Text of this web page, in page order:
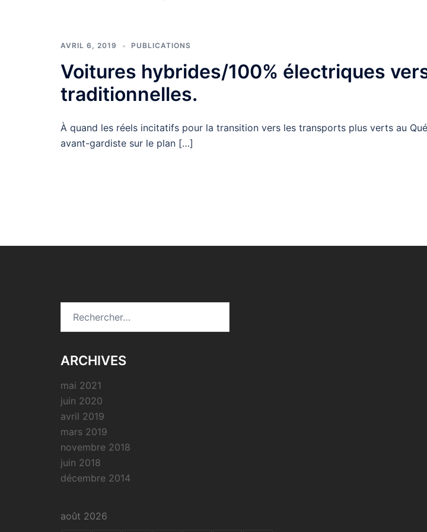
AVRIL 6, 2019 PUBLICATIONS
Voitures hybrides/100% électriques
traditionnelles.
À quand les réels incitatifs pour la transition vers les transports plus verts au
avant-gardiste sur le plan […]
ARCHIVES
mai 2021
juin 2020
avril 2019
mars 2019
novembre 2018
juin 2018
décembre 2014
août 2026